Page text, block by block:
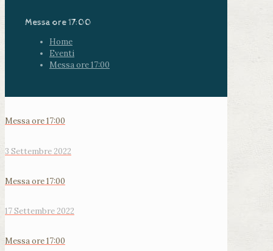
Messa ore 17:00
Home
Eventi
Messa ore 17:00
Messa ore 17:00
3 Settembre 2022
Messa ore 17:00
17 Settembre 2022
Messa ore 17:00